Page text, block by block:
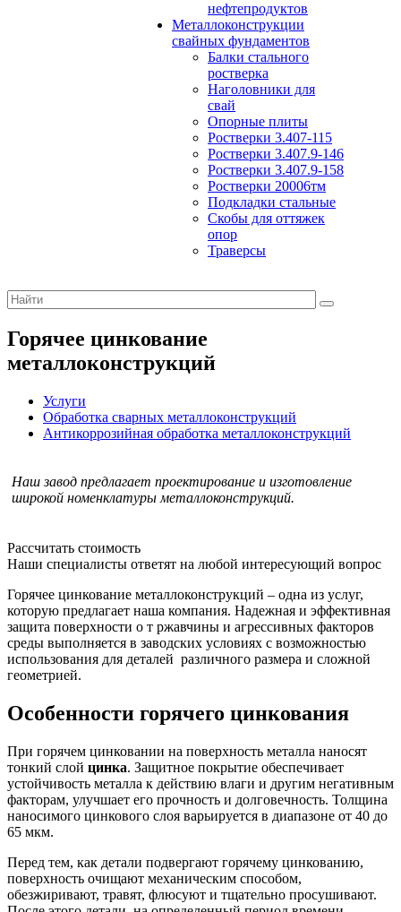
нефтепродуктов
Металлоконструкции
свайных фундаментов
Балки стального
ростверка
Наголовники для
свай
Опорные плиты
Ростверки 3.407-115
Ростверки 3.407.9-146
Ростверки 3.407.9-158
Ростверки 20006тм
Подкладки стальные
Скобы для оттяжек
опор
Траверсы
Горячее цинкование
металлоконструкций
Услуги
Обработка сварных металлоконструкций
Антикоррозийная обработка металлоконструкций
Наш завод предлагает проектирование и изготовление
широкой номенклатуры металлоконструкций.
Рассчитать стоимость
Наши специалисты ответят на любой интересующий вопрос
Горячее цинкование металлоконструкций – одна из услуг,
которую предлагает наша компания. Надежная и эффективная
защита поверхности о т ржавчины и агрессивных факторов
среды выполняется в заводских условиях с возможностью
использования для деталей различного размера и сложной
геометрией.
Особенности горячего цинкования
При горячем цинковании на поверхность металла наносят
тонкий слой цинка. Защитное покрытие обеспечивает
устойчивость металла к действию влаги и другим негативным
факторам, улучшает его прочность и долговечность. Толщина
наносимого цинкового слоя варьируется в диапазоне от 40 до
65 мкм.
Перед тем, как детали подвергают горячему цинкованию,
поверхность очищают механическим способом,
обезжиривают, травят, флюсуют и тщательно просушивают.